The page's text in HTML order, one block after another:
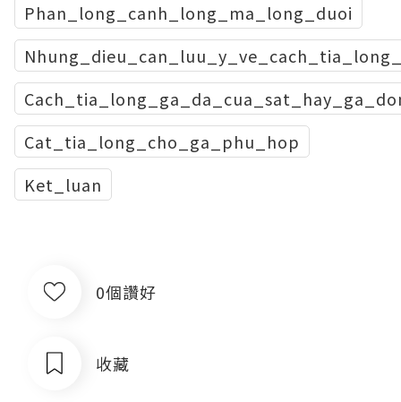
Phan_long_canh_long_ma_long_duoi
Cat_tia_long_cho_ga_phu_hop
Ket_luan
0個讚好
收藏